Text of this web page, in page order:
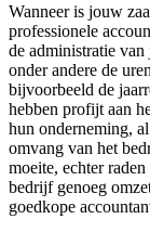
Wanneer is jouw
professionele
de administratie
onder andere de
bijvoorbeeld de
hebben profijt aan
hun onderneming,
omvang van het
moeite, echter
bedrijf genoeg
goedkope